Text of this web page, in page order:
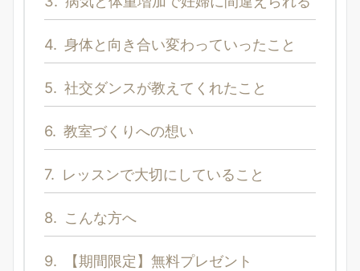
4. 身体と向き合い変わっていったこと
5. 社交ダンスが教えてくれたこと
6. 教室づくりへの想い
7. レッスンで大切にしていること
8. こんな方へ
9. 【期間限定】無料プレゼント